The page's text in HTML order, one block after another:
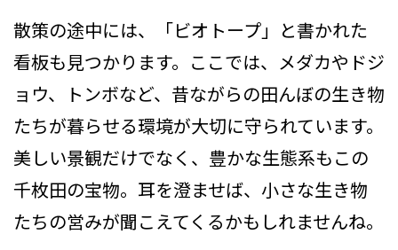
散策の途中には、「ビオトープ」と書かれた
看板も見つかります。ここでは、メダカやドジ
ョウ、トンボなど、昔ながらの田んぼの生き物
たちが暮らせる環境が大切に守られています。
美しい景観だけでなく、豊かな生態系もこの
千枚田の宝物。耳を澄ませば、小さな生き物
たちの営みが聞こえてくるかもしれませんね。